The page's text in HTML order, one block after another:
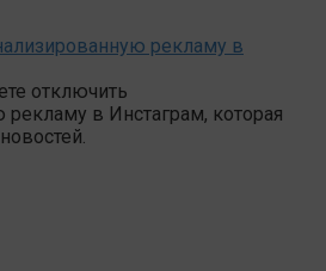
рекламу в
отключить
в Инстаграм, которая